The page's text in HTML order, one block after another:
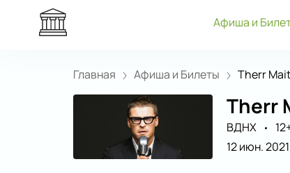
Афиша и
Главная Афиша и Билеты Therr
Therr
ВДНХ
12 июн. 2021